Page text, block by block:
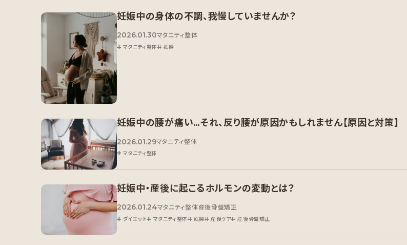
妊娠中の身体の不調、我慢していませんか？
2026.01.30マタニティ整体
マタニティ整体 妊婦
妊娠中の腰が痛い…それ、反り腰が原因かもしれません【原因と対策】
2026.01.29マタニティ整体
マタニティ整体
妊娠中・産後に起こるホルモンの変動とは？
2026.01.24マタニティ整体産後骨盤矯正
ダイエット マタニティ整体 妊婦 産後ケア 産後骨盤矯正